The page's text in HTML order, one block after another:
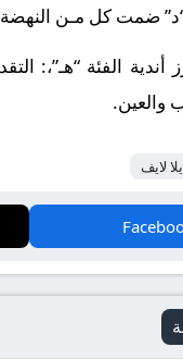
“د” ضمت كل مـن
أندية الفئة “هـ”،:
والعين.
يلا لايف